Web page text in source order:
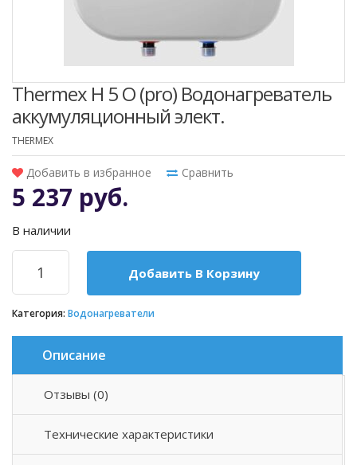
Thermex H 5 O (pro) Водонагреватель
аккумуляционный элект.
THERMEX
Добавить в избранное Сравнить
5 237 руб.
В наличии
Добавить В Корзину
Категория: Водонагреватели
Описание
Отзывы (0)
Технические характеристики
Описание товара